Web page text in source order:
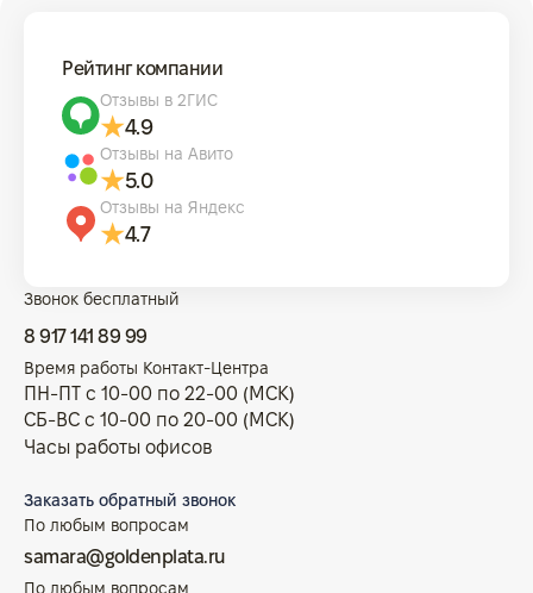
Рейтинг компании
Отзывы в 2ГИС
4.9
Отзывы на Авито
5.0
Отзывы на Яндекс
4.7
Звонок бесплатный
8 917 141 89 99
Время работы Контакт-Центра
ПН-ПТ с 10-00 по 22-00 (МСК)
СБ-ВС с 10-00 по 20-00 (МСК)
Часы работы офисов
Заказать обратный звонок
По любым вопросам
samara@goldenplata.ru
По любым вопросам